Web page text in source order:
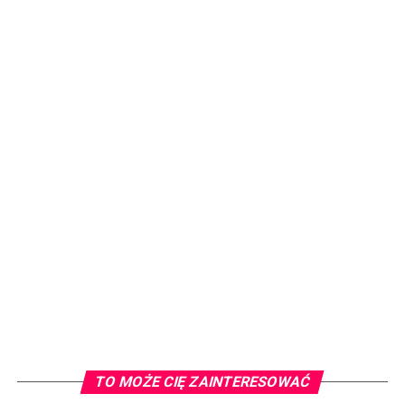
TO MOŻE CIĘ ZAINTERESOWAĆ